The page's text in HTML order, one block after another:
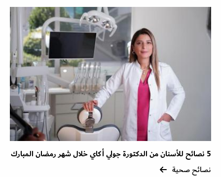
5 نصائح للأسنان من الدكتورة جولي أكاي خلال شهر رمضان المبارك
نصائح صحية